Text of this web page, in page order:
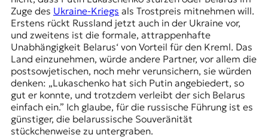
d
e
n
k
o
m
p
e
t
e
Zuge des Ukraine-Kriegs als Trostpreis mitnehmen will.
Erstens rückt Russland jetzt auch in der Ukraine vor,
und zweitens ist die formale, attrappenhafte
Unabhängigkeit Belarus‘ von Vorteil für den Kreml. Das
Land einzunehmen, würde andere Partner, vor allem die
postsowjetischen, noch mehr verunsichern, sie würden
denken: „Lukaschenko hat sich Putin angebiedert, so
gut er konnte, und trotzdem verleibt der sich Belarus
einfach ein.” Ich glaube, für die russische Führung ist es
günstiger, die belarussische Souveränität
stückchenweise zu untergraben.